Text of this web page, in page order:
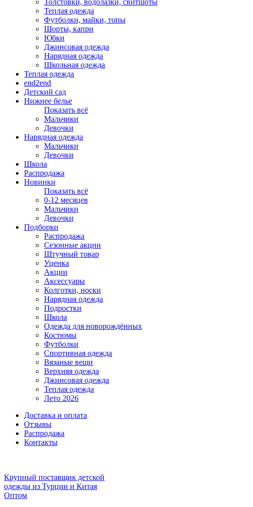
Толстовки, водолазки, свитшоты
Теплая одежда
Футболки, майки, топы
Шорты, капри
Юбки
Джинсовая одежда
Нарядная одежда
Школьная одежда
Теплая одежда
end2end
Детский сад
Нижнее белье
Показать всё
Мальчики
Девочки
Нарядная одежда
Мальчики
Девочки
Школа
Распродажа
Новинки
Показать всё
0-12 месяцев
Мальчики
Девочки
Подборки
Распродажа
Сезонные акции
Штучный товар
Уценка
Акции
Аксессуары
Колготки, носки
Нарядная одежда
Подростки
Школа
Одежда для новорождённых
Костюмы
Футболки
Спортивная одежда
Вязаные вещи
Верхняя одежда
Джинсовая одежда
Теплая одежда
Лето 2026
Доставка и оплата
Отзывы
Распродажа
Контакты
Крупный поставщик детской
одежды из Турции и Китая
Оптом